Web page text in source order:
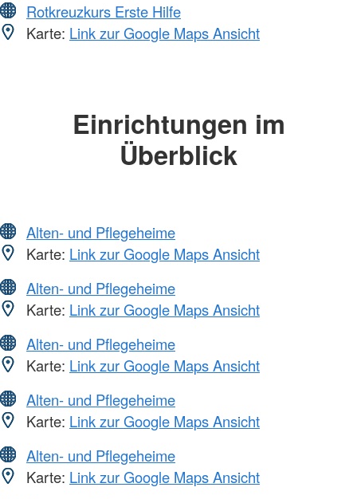
Rotkreuzkurs Erste Hilfe
Karte: Link zur Google Maps Ansicht
Einrichtungen im
Überblick
Alten- und Pflegeheime
Karte: Link zur Google Maps Ansicht
Alten- und Pflegeheime
Karte: Link zur Google Maps Ansicht
Alten- und Pflegeheime
Karte: Link zur Google Maps Ansicht
Alten- und Pflegeheime
Karte: Link zur Google Maps Ansicht
Alten- und Pflegeheime
Karte: Link zur Google Maps Ansicht